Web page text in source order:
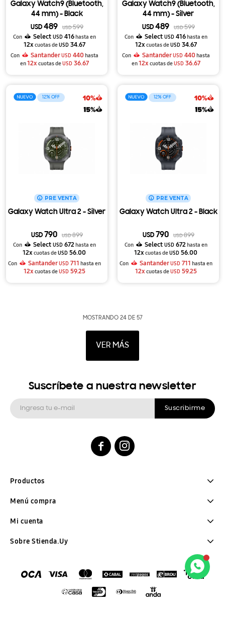
Galaxy Watch9 (Bluetooth,
44 mm) - Black
USD 489 USD599
Con
Select USD 416hasta en
12x cuotas deUSD 34.67
Con SantanderUSD 440hasta
en12x cuotas deUSD 36.67
Galaxy Watch9 (Bluetooth,
44 mm) - Silver
USD 489 USD599
Con
Select USD 416hasta en
12x cuotas deUSD 34.67
Con SantanderUSD 440hasta
en12x cuotas deUSD 36.67
12
PRE VENTA
Galaxy Watch Ultra 2 - Silver
USD 790 USD899
Con
Select USD 672hasta en
12x cuotas deUSD 56.00
Con SantanderUSD 711 hasta en
12x cuotas deUSD 59.25
12
PRE VENTA
Galaxy Watch Ultra 2 - Black
USD 790 USD899
Con
Select USD 672hasta en
12x cuotas deUSD 56.00
Con SantanderUSD 711 hasta en
12x cuotas deUSD 59.25
MOSTRANDO 24DE 57
VER MÁS
Sobre Stienda.Uy
Menú compra
Mi cuenta
Productos
Suscríbete a nuestra newsletter
Suscribirme
 